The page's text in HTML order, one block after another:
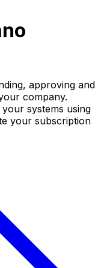
approving and
company.
systems using
your subscription